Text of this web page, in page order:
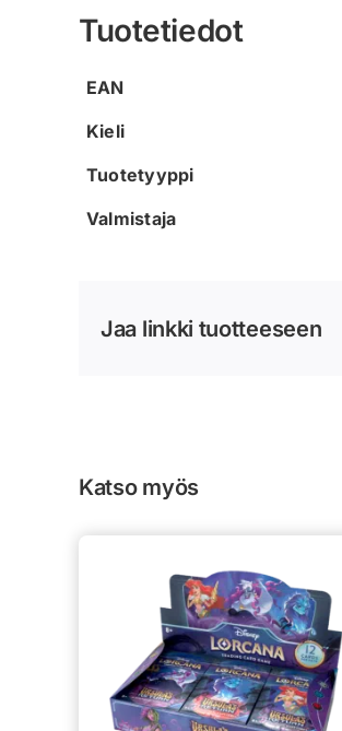
Tuotetiedot
EAN
Kieli
Tuotetyyppi
Valmistaja
Jaa linkki tuotteeseen
Katso myös